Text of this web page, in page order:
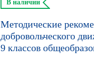
В наличии
Методические
добровольческого
9 классов